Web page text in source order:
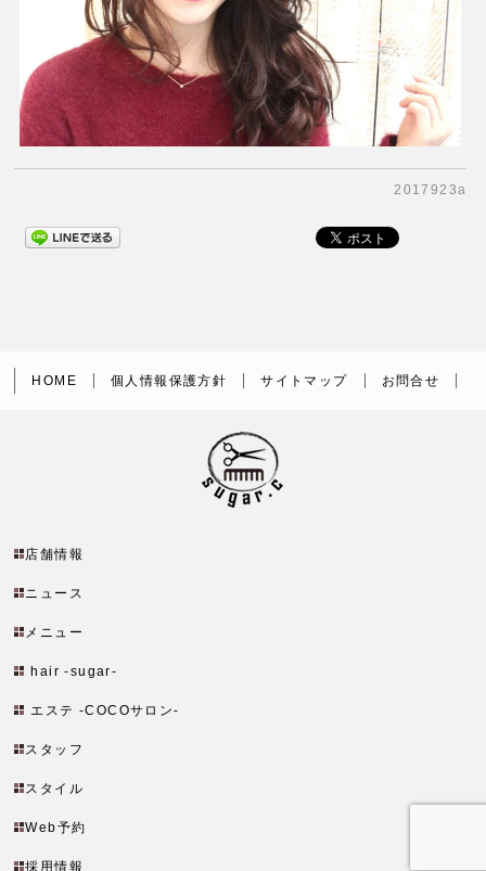
2017923a
HOME 個人情報保護方針 サイトマップ お問合せ
店舗情報
ニュース
メニュー
hair -sugar-
エステ -COCOサロン-
スタッフ
スタイル
Web予約
採用情報